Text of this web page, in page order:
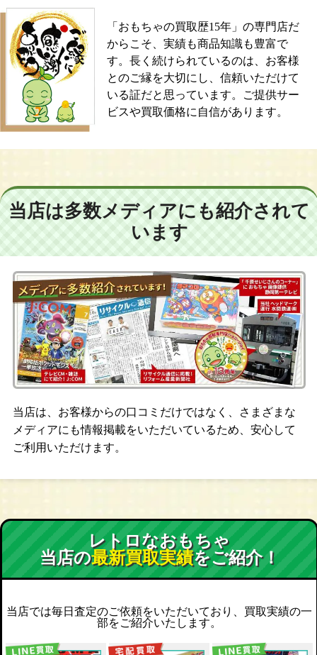
「おもちゃの買取歴15年」の専門店だ
からこそ、実績も商品知識も豊富で
す。長く続けられているのは、お客様
とのご縁を大切にし、信頼いただけて
いる証だと思っています。ご提供サー
ビスや買取価格に自信があります。
当店は多数メディアにも紹介されて
います
当店は、お客様からの口コミだけではなく、さまざまな
メディアにも情報掲載をいただいているため、安心して
ご利用いただけます。
レトロなおもちゃ
当店の最新買取実績をご紹介！
当店では毎日査定のご依頼をいただいており、買取実績の一
部をご紹介いたします。